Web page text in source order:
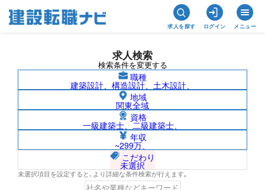
求人を探す ログイン メニュー
求人検索
検索条件を変更する
職種
建築設計、構造設計、土木設計、
地域
関東全域
資格
一級建築士、二級建築士、
年収
~299万、
こだわり
未選択
未選択項目を設定すると､より詳細な条件検索が行えます｡
鳥取県の求人検索結果一覧
検索結果 23 件